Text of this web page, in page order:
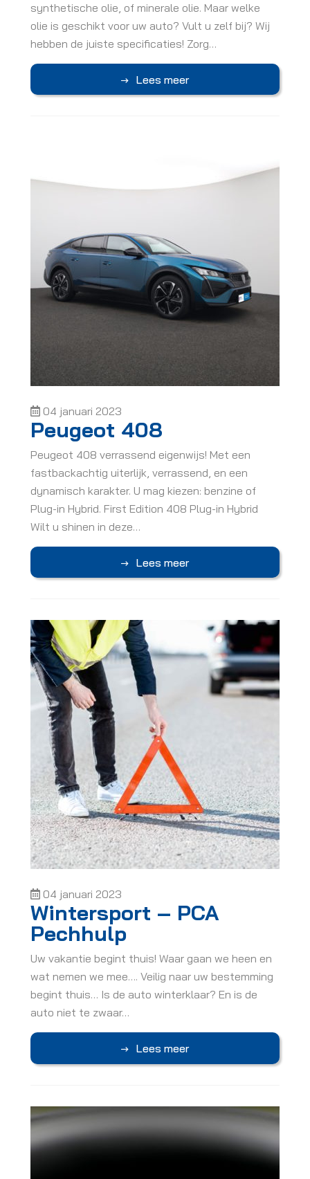
synthetische olie, of minerale olie. Maar welke
olie is geschikt voor uw auto? Vult u zelf bij? Wij
hebben de juiste specificaties! Zorg…
Lees meer
04 januari 2023
Peugeot 408
Peugeot 408 verrassend eigenwijs! Met een
fastbackachtig uiterlijk, verrassend, en een
dynamisch karakter. U mag kiezen: benzine of
Plug-in Hybrid. First Edition 408 Plug-in Hybrid
Wilt u shinen in deze…
Lees meer
04 januari 2023
Wintersport – PCA
Pechhulp
Uw vakantie begint thuis! Waar gaan we heen en
wat nemen we mee…. Veilig naar uw bestemming
begint thuis… Is de auto winterklaar? En is de
auto niet te zwaar…
Lees meer